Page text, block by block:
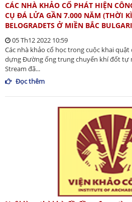
CÁC NHÀ KHẢO CỔ PHÁT HIỆN
CỤ ĐÁ LỬA GẦN 7.000 NĂM (THỜI
BELOGRADETS Ở MIỀN BẮC
05 Th12 2022 10:59
Các nhà khảo cổ học trong cuộc khai
dựng Đường ống trung chuyển khí đốt tự
Stream đã...
Đọc thêm